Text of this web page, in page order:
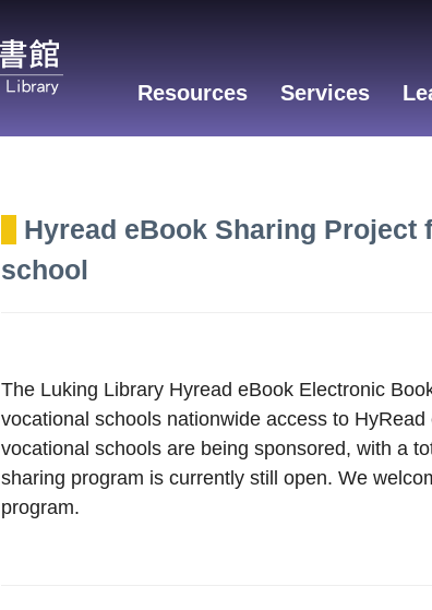
Resources Services
Hyread eBook Sharing Project
school
The Luking Library Hyread eBook Electronic
vocational schools nationwide access to
vocational schools are being sponsored, with a
sharing program is currently still open. We
program.